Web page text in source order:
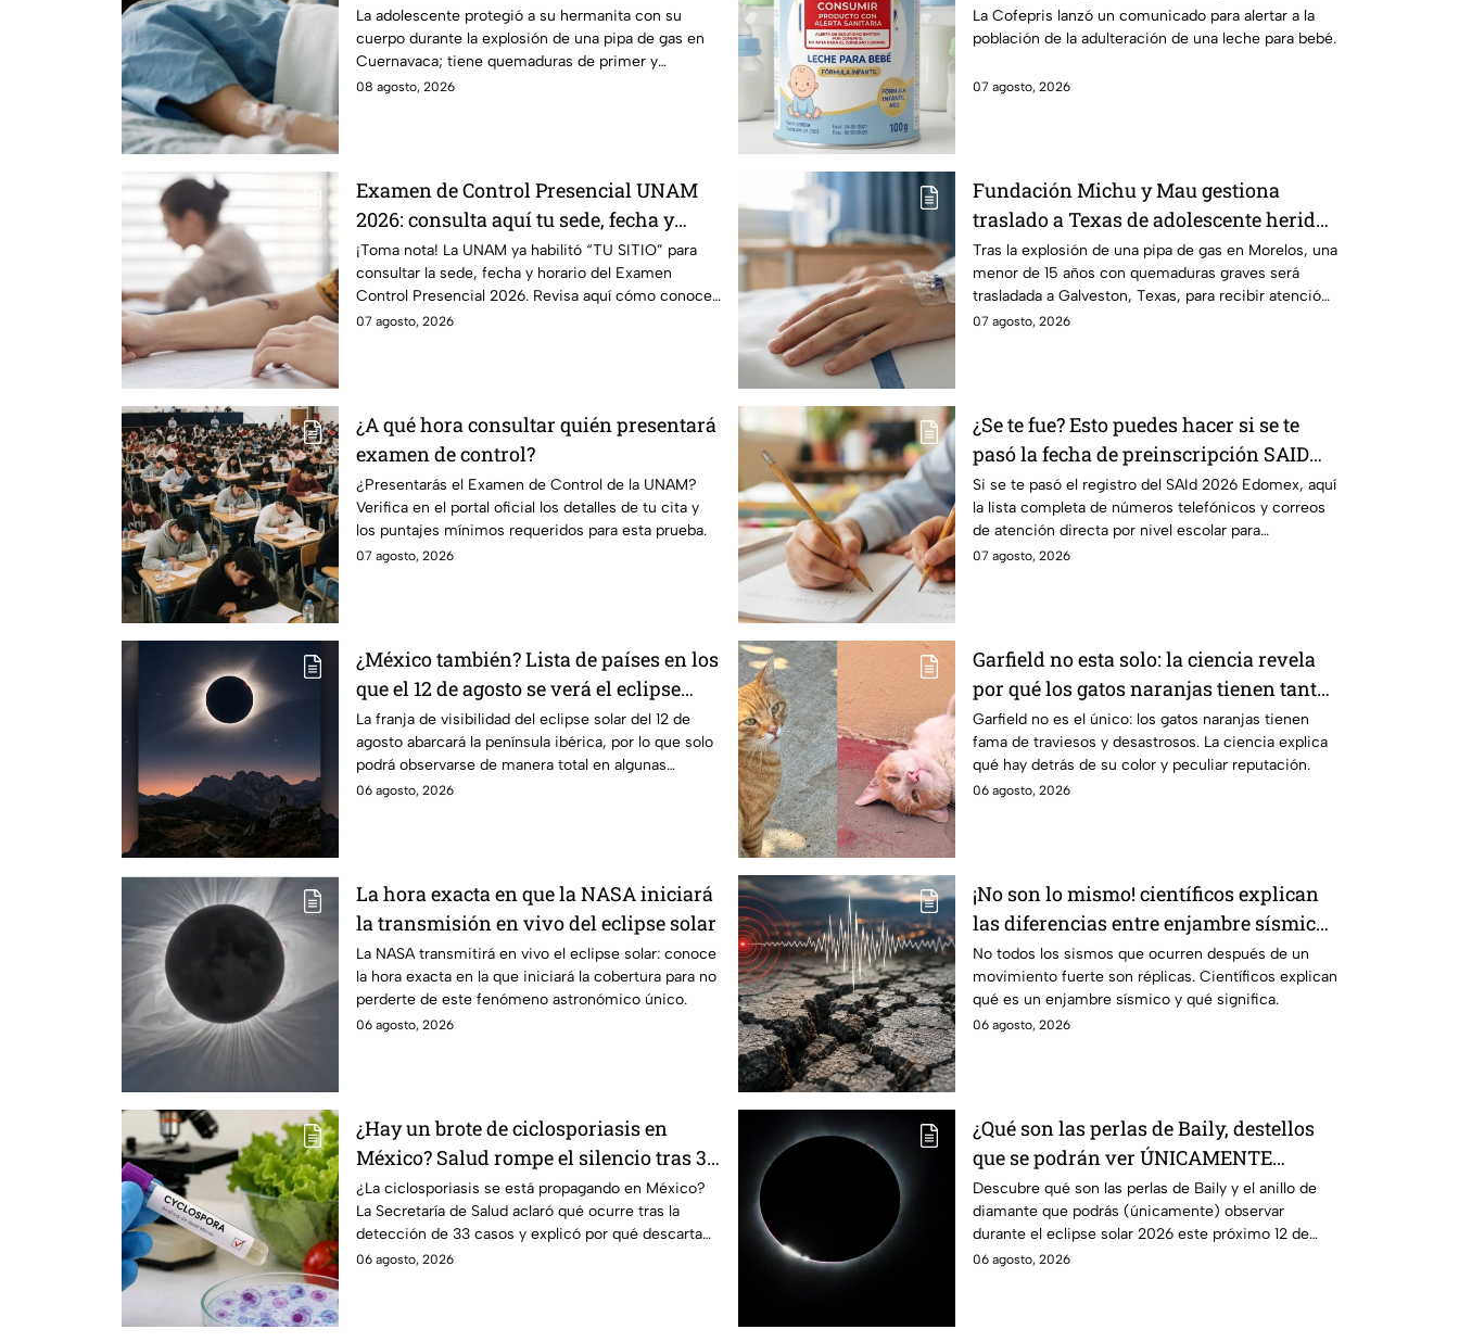
explosión de una pipa de gas en
Cuernavaca
La adolescente protegió a su hermanita con su
cuerpo durante la explosión de una pipa de gas en
Cuernavaca; tiene quemaduras de primer y
segundo grado.
08 agosto, 2026
identificarla?
La Cofepris lanzó un comunicado para alertar a la
población de la adulteración de una leche para bebé.
07 agosto, 2026
Examen de Control Presencial UNAM
2026: consulta aquí tu sede, fecha y
horario
¡Toma nota! La UNAM ya habilitó “TU SITIO” para
consultar la sede, fecha y horario del Examen
Control Presencial 2026. Revisa aquí cómo conocer
tu cita.
07 agosto, 2026
Fundación Michu y Mau gestiona
traslado a Texas de adolescente herida
en explosión de una pipa de gas en
Morelos
Tras la explosión de una pipa de gas en Morelos, una
menor de 15 años con quemaduras graves será
trasladada a Galveston, Texas, para recibir atención
urgente.
07 agosto, 2026
¿A qué hora consultar quién presentará
examen de control?
¿Presentarás el Examen de Control de la UNAM?
Verifica en el portal oficial los detalles de tu cita y
los puntajes mínimos requeridos para esta prueba.
07 agosto, 2026
¿Se te fue? Esto puedes hacer si se te
pasó la fecha de preinscripción SAID
Edomex 2026
Si se te pasó el registro del SAId 2026 Edomex, aquí
la lista completa de números telefónicos y correos
de atención directa por nivel escolar para
solucionarlo.
07 agosto, 2026
¿México también? Lista de países en los
que el 12 de agosto se verá el eclipse
solar total y en los que será parcial
La franja de visibilidad del eclipse solar del 12 de
agosto abarcará la península ibérica, por lo que solo
podrá observarse de manera total en algunas
ciudades.
06 agosto, 2026
Garfield no esta solo: la ciencia revela
por qué los gatos naranjas tienen tanta
fama de hacer "desastres"
Garfield no es el único: los gatos naranjas tienen
fama de traviesos y desastrosos. La ciencia explica
qué hay detrás de su color y peculiar reputación.
06 agosto, 2026
La hora exacta en que la NASA iniciará
la transmisión en vivo del eclipse solar
La NASA transmitirá en vivo el eclipse solar: conoce
la hora exacta en la que iniciará la cobertura para no
perderte de este fenómeno astronómico único.
06 agosto, 2026
¡No son lo mismo! científicos explican
las diferencias entre enjambre sísmico
y réplicas
No todos los sismos que ocurren después de un
movimiento fuerte son réplicas. Científicos explican
qué es un enjambre sísmico y qué significa.
06 agosto, 2026
¿Hay un brote de ciclosporiasis en
México? Salud rompe el silencio tras 33
casos detectados
¿La ciclosporiasis se está propagando en México?
La Secretaría de Salud aclaró qué ocurre tras la
detección de 33 casos y explicó por qué descarta
un brote.
06 agosto, 2026
¿Qué son las perlas de Baily, destellos
que se podrán ver ÚNICAMENTE
durante el eclipse solar 2026 del 12 de
agosto?
Descubre qué son las perlas de Baily y el anillo de
diamante que podrás (únicamente) observar
durante el eclipse solar 2026 este próximo 12 de
agosto.
06 agosto, 2026